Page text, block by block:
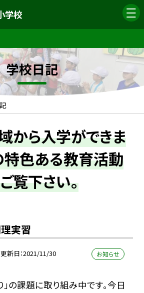
学校
学校日記
から入学ができま
特色ある教育活動
覧下さい。
実習
更新日 2021/11/30 お知らせ
」の課題に取り組み中です。今日